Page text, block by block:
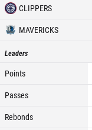
CLIPPERS
MAVERICKS
Leaders
Points
Passes
Rebonds